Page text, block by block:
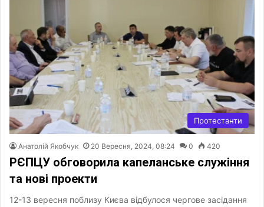
Протестанти
Анатолій Якобчук 20 Вересня, 2024, 08:24 0 420
РЄПЦУ обговорила капеланське служіння
та нові проекти
12-13 вересня поблизу Києва відбулося чергове засідання